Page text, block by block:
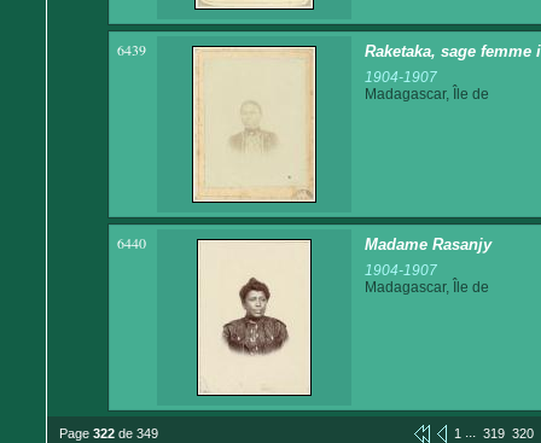
6439 Raketaka, sage femme
1904-1907
Madagascar, Île de
6440 Madame Rasanjy
1904-1907
Madagascar, Île de
Page 322 de 349 1 ... 319 320